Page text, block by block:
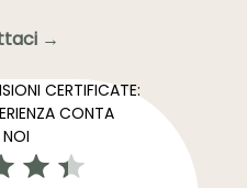
→
CERTIFICATE:
CONTA
NOI